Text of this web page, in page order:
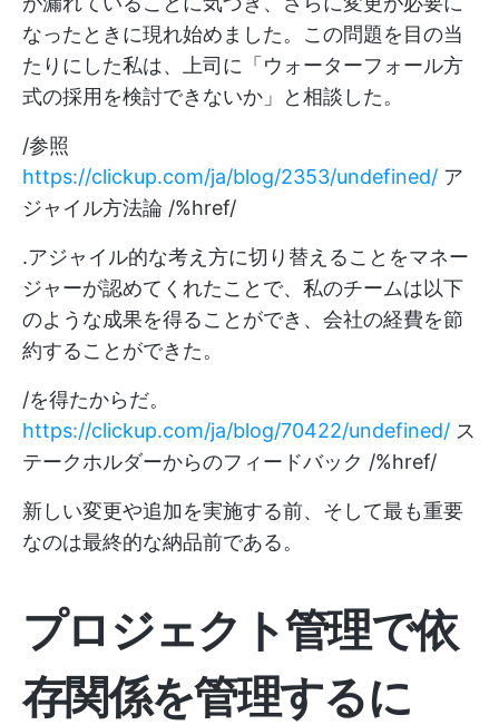
なったときに現れ始めました。この問題を目の当
たりにした私は、上司に「ウォーターフォール方
式の採用を検討できないか」と相談した。
/参照
https://clickup.com/ja/blog/2353/undefined/ ア
ジャイル方法論 /%href/
.アジャイル的な考え方に切り替えることをマネー
ジャーが認めてくれたことで、私のチームは以下
のような成果を得ることができ、会社の経費を節
約することができた。
/を得たからだ。
https://clickup.com/ja/blog/70422/undefined/ ス
テークホルダーからのフィードバック /%href/
新しい変更や追加を実施する前、そして最も重要
なのは最終的な納品前である。
プロジェクト管理で依
存関係を管理するに